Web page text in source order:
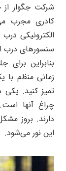
شرکت جگوار
کادری مجرب
الکترونیکی
سنسورهای درب
بنابراین
زمانی منظم
تمیز کنید. یکی
چراغ آنها
دارند. بروز
این نور می‌شود.